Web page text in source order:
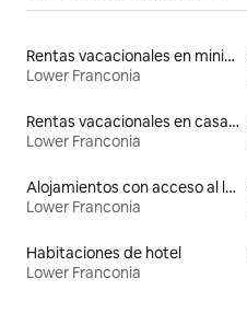
Rentas vacacionales en minicasas
Lower Franconia
Rentas vacacionales en casas de huéspedes
Lower Franconia
Alojamientos con acceso al lago
Lower Franconia
Habitaciones de hotel
Lower Franconia